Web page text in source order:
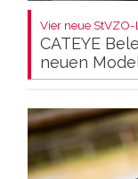
Vier neue
CATEYE
neuen